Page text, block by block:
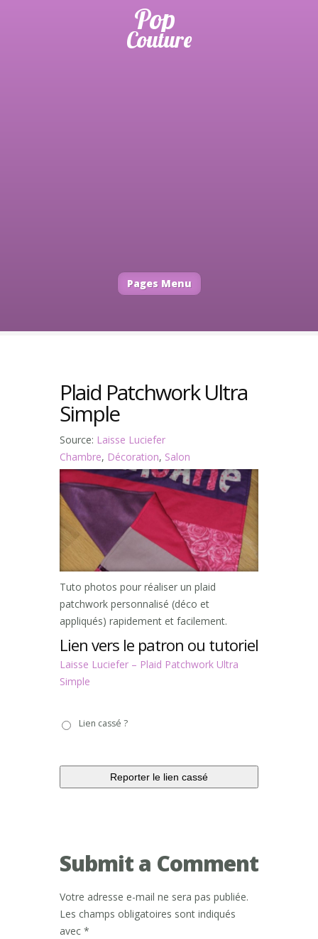
Pages Menu
Plaid Patchwork Ultra
Simple
Source: Laisse Luciefer
Chambre, Décoration, Salon
Tuto photos pour réaliser un plaid
patchwork personnalisé (déco et
appliqués) rapidement et facilement.
Lien vers le patron ou tutoriel
Laisse Luciefer – Plaid Patchwork Ultra
Simple
casséLien cassé ?
Submit a Comment
Votre adresse e-mail ne sera pas publiée.
Les champs obligatoires sont indiqués
avec *